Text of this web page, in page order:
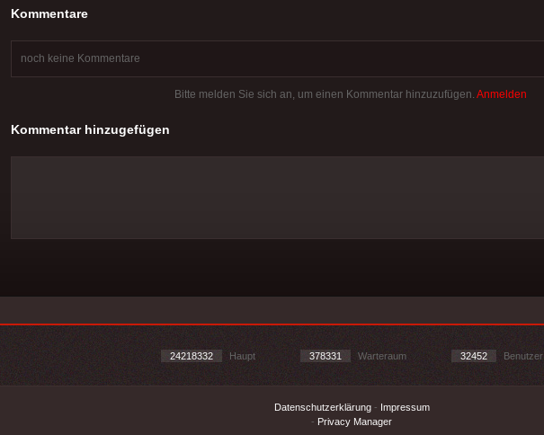
Kommentare
noch keine Kommentare
Bitte melden Sie sich an, um einen Kommentar hinzuzufügen. Anmelden
Kommentar hinzugefügen
24218332 Haupt 378331 Warteraum 32452 Benutzer
Datenschutzerklärung- Impressum
- Privacy Manager